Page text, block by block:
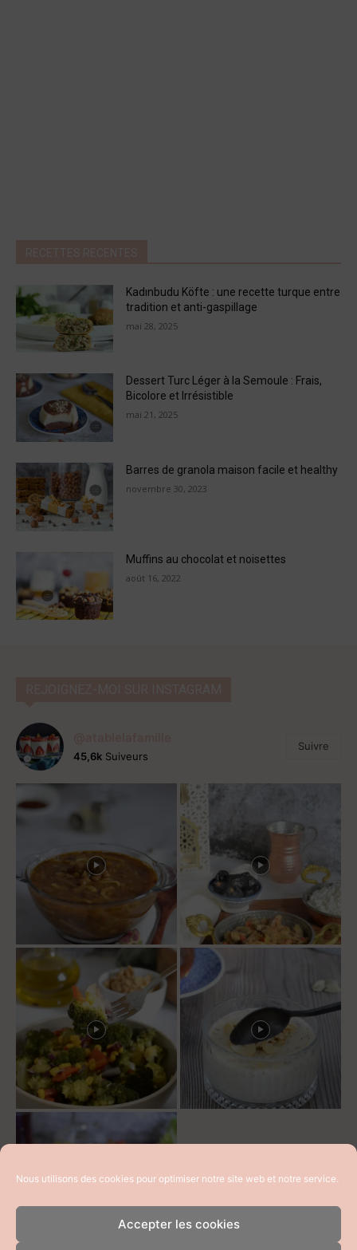
Nous utilisons des cookies pour optimiser notre site web et notre service.
Accepter les cookies
Kadınbudu Köfte : une recette turque entre
tradition et anti-gaspillage
mai 28, 2025
Dessert Turc Léger à la Semoule : Frais,
Bicolore et Irrésistible
mai 21, 2025
Barres de granola maison facile et healthy
novembre 30, 2023
Muffins au chocolat et noisettes
août 16, 2022
45,6k Suiveurs
Suivre